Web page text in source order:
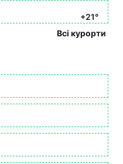
+21°
Всі курорти